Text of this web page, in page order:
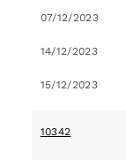
07/12/2023
14/12/2023
15/12/2023
10342